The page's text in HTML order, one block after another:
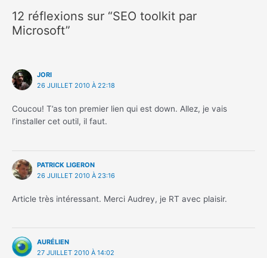
12 réflexions sur “SEO toolkit par
Microsoft”
JORI
26 JUILLET 2010 À 22:18
Coucou! T’as ton premier lien qui est down. Allez, je vais
l’installer cet outil, il faut.
PATRICK LIGERON
26 JUILLET 2010 À 23:16
Article très intéressant. Merci Audrey, je RT avec plaisir.
AURÉLIEN
27 JUILLET 2010 À 14:02